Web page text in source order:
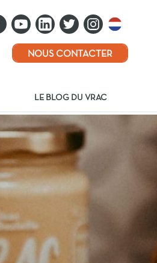
LE BLOG DU VRAC
NOUS CONTACTER